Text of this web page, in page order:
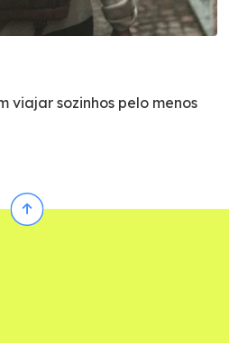
viajar sozinhos pelo menos